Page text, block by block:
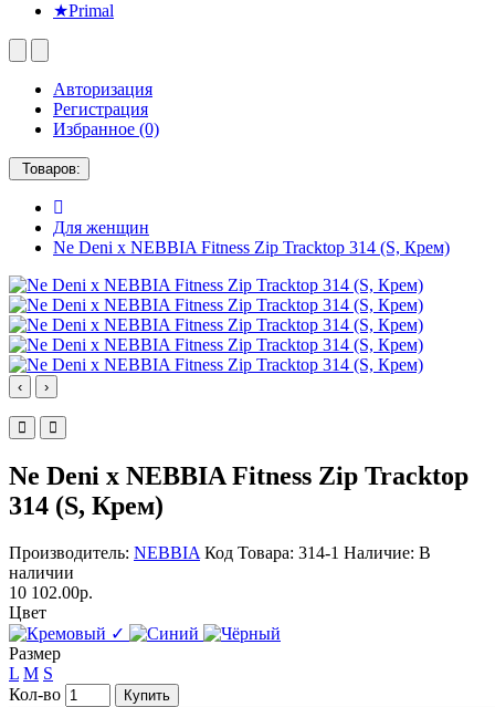
★Primal
Авторизация
Регистрация
Избранное (0)
Товаров:
Для женщин
Ne Deni x NEBBIA Fitness Zip Tracktop 314 (S, Крем)
‹ ›
Ne Deni x NEBBIA Fitness Zip Tracktop
314 (S, Крем)
Производитель: NEBBIA Код Товара: 314-1 Наличие: В
наличии
10 102.00р.
Цвет
✓
Размер
L M S
Кол-во
Купить